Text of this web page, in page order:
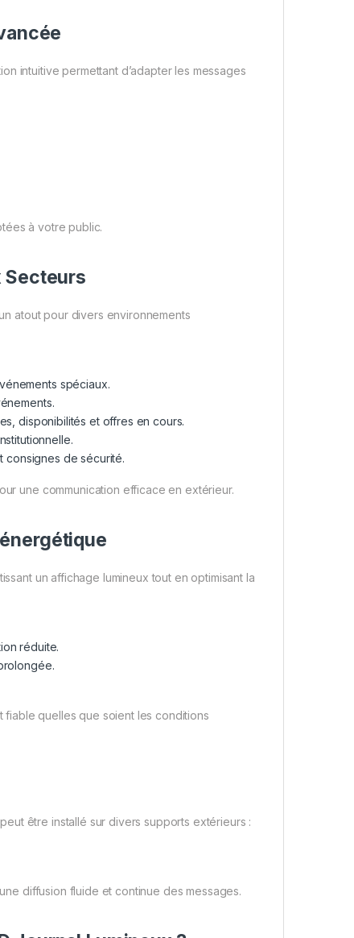
intuitive permettant d’adapter les messages
à votre public.
Secteurs
atout pour divers environnements
spéciaux.
disponibilités et offres en cours.
consignes de sécurité.
une communication efficace en extérieur.
un affichage lumineux tout en optimisant la
réduite.
fiable quelles que soient les conditions
être installé sur divers supports extérieurs :
diffusion fluide et continue des messages.